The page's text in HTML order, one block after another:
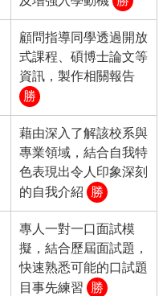
顧問指導同學透過開放
式課程、碩博士論文等
資訊，製作相關報告
勝
藉由深入了解該校系與
專業領域，結合自我特
色表現出令人印象深刻
的自我介紹 勝
專人一對一口面試模
擬，結合歷屆面試題，
快速熟悉可能的口試題
目事先練習 勝